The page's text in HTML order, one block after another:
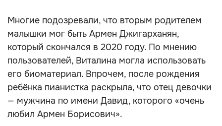
Многие подозревали, что вторым родителем
малышки мог быть Армен Джигарханян,
который скончался в 2020 году. По мнению
пользователей, Виталина могла использовать
его биоматериал. Впрочем, после рождения
ребёнка пианистка раскрыла, что отец девочки
— мужчина по имени Давид, которого «очень
любил Армен Борисович».